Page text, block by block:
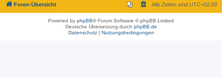
Foren-Übersicht Alle Zeiten sind UTC+02:00
Powered by phpBB® Forum Software © phpBB Limited
Deutsche Übersetzung durch phpBB.de
Datenschutz| Nutzungsbedingungen